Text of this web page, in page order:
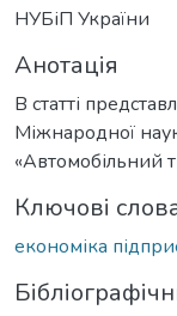
НУБіП України
Анотація
В статті
Міжнародної
«Автомобільний
Ключові
економіка